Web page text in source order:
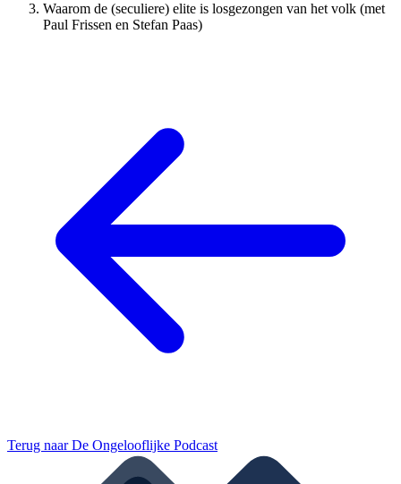
Waarom de (seculiere) elite is losgezongen van het volk (met
Paul Frissen en Stefan Paas)
Terug naarDe Ongelooflijke Podcast